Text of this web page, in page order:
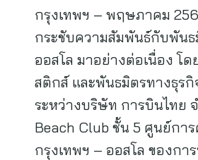
กรุงเทพฯ – พฤษภาคม
กระชับความสัมพันธ์กับพันธ
ออสโล มาอย่างต่อเนื่อง โ
สติกส์ และพันธมิตรทางธุร
ระหว่างบริษัท การบินไทย
Beach Club ชั้น 5 ศูนย์กา
กรุงเทพฯ – ออสโล ของกา